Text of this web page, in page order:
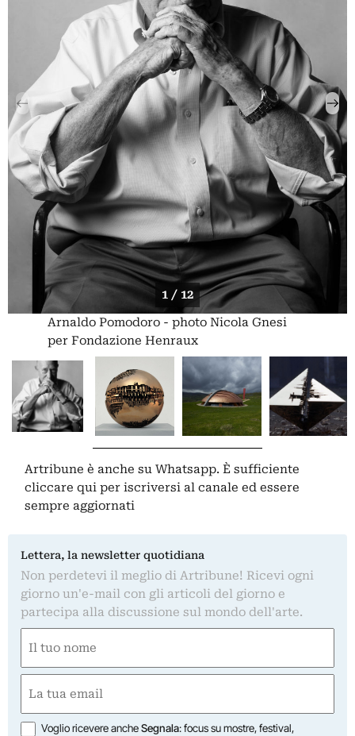
1 / 12
Arnaldo Pomodoro - photo Nicola Gnesi
per Fondazione Henraux
Artribune è anche su Whatsapp. È sufficiente
cliccare qui per iscriversi al canale ed essere
sempre aggiornati
Lettera, la newsletter quotidiana
Non perdetevi il meglio di Artribune! Ricevi ogni
giorno un'e-mail con gli articoli del giorno e
partecipa alla discussione sul mondo dell'arte.
(Required)
First
(Required)
Opzioni
Voglio ricevere ancheSegnala: focus su mostre, festival,